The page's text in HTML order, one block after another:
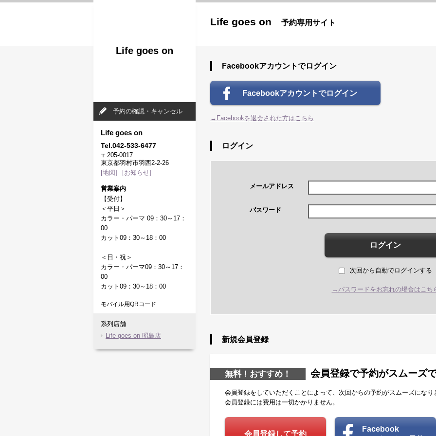
Life goes on 予約専用サイト
Facebookアカウントでログイン
Facebookアカウントでログイン
→Facebookを退会された方はこちら
ログイン
メールアドレス
パスワード
ログイン
次回から自動でログインする
→パスワードをお忘れの場合はこち
新規会員登録
無料！おすすめ！ 会員登録で予約がスムーズ
会員登録をしていただくことによって、次回からの予約がスムーズになり
会員登録には費用は一切かかりません。
会員登録して予約
Facebook
Life goes on
予約の確認・キャンセル
Life goes on
Tel.042-533-6477
〒205-0017
東京都羽村市羽西2-2-26
[地図]
[お知らせ]
営業案内
【受付】
＜平日＞
カラー・パーマ 09：30～17：
00
カット09：30～18：00
＜日・祝＞
カラー・パーマ09：30～17：
00
カット09：30～18：00
モバイル用QRコード
系列店舗
Life goes on 昭島店